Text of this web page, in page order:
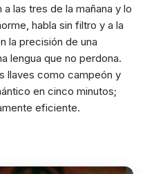
las tres de la mañana y lo
habla sin filtro y a la
la precisión de una
lengua que no perdona.
llaves como campeón y
en cinco minutos;
eficiente.